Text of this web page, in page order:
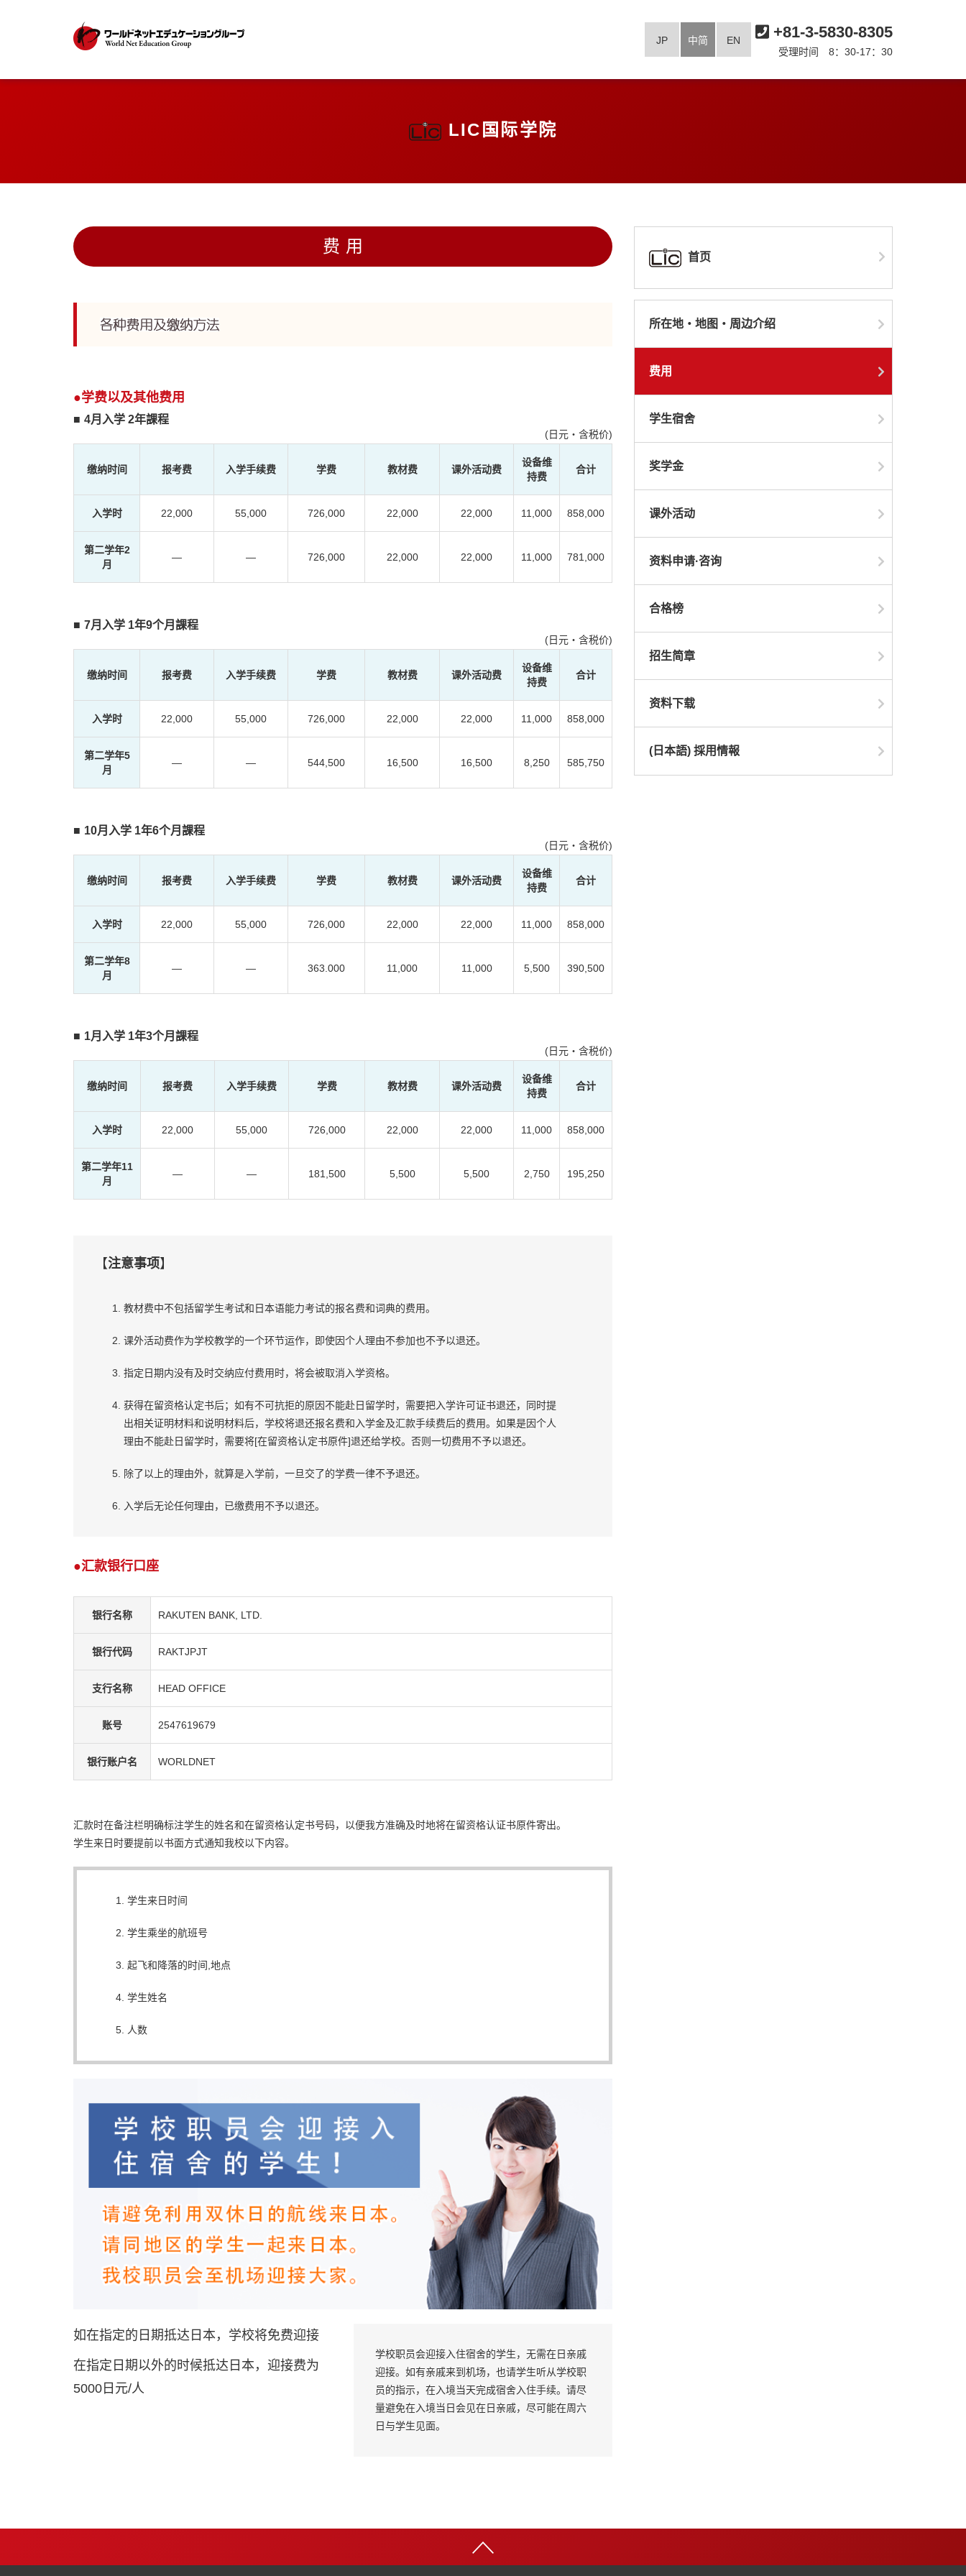
JP 中简 EN +81-3-5830-8305
受理时间 8：30-17：30
LIC国际学院
费用
学费以及其他费用
4月入学 2年課程
(日元・含税价)
缴纳时间 报考费 入学手续费 学费 教材费 课外活动费
设备维
持费
合计
入学时 22,000 55,000 726,000 22,000 22,000 11,000 858,000
第二学年2
月
― ― 726,000 22,000 22,000 11,000 781,000
7月入学 1年9个月課程
(日元・含税价)
缴纳时间 报考费 入学手续费 学费 教材费 课外活动费
设备维
持费
合计
入学时 22,000 55,000 726,000 22,000 22,000 11,000 858,000
第二学年5
月
― ― 544,500 16,500 16,500 8,250 585,750
10月入学 1年6个月課程
(日元・含税价)
缴纳时间 报考费 入学手续费 学费 教材费 课外活动费
设备维
持费
合计
入学时 22,000 55,000 726,000 22,000 22,000 11,000 858,000
第二学年8
月
― ― 363.000 11,000 11,000 5,500 390,500
1月入学 1年3个月課程
(日元・含税价)
缴纳时间 报考费 入学手续费 学费 教材费 课外活动费
设备维
持费
合计
入学时 22,000 55,000 726,000 22,000 22,000 11,000 858,000
第二学年11
月
― ― 181,500 5,500 5,500 2,750 195,250
【注意事项】
教材费中不包括留学生考试和日本语能力考试的报名费和词典的费用。
课外活动费作为学校教学的一个环节运作，即使因个人理由不参加也不予以退还。
指定日期内没有及时交纳应付费用时，将会被取消入学资格。
获得在留资格认定书后；如有不可抗拒的原因不能赴日留学时，需要把入学许可证书退还，同时提
出相关证明材料和说明材料后，学校将退还报名费和入学金及汇款手续费后的费用。如果是因个人
理由不能赴日留学时，需要将[在留资格认定书原件]退还给学校。否则一切费用不予以退还。
除了以上的理由外，就算是入学前，一旦交了的学费一律不予退还。
入学后无论任何理由，已缴费用不予以退还。
汇款银行口座
银行名称 RAKUTEN BANK, LTD.
银行代码 RAKTJPJT
支行名称 HEAD OFFICE
账号 2547619679
银行账户名 WORLDNET
汇款时在备注栏明确标注学生的姓名和在留资格认定书号码，以便我方准确及时地将在留资格认证书原件寄出。
学生来日时要提前以书面方式通知我校以下内容。
学生来日时间
学生乘坐的航班号
起飞和降落的时间,地点
学生姓名
人数
如在指定的日期抵达日本，学校将免费迎接
在指定日期以外的时候抵达日本，迎接费为
5000日元/人
学校职员会迎接入住宿舍的学生，无需在日亲戚
迎接。如有亲戚来到机场，也请学生听从学校职
员的指示，在入境当天完成宿舍入住手续。请尽
量避免在入境当日会见在日亲戚，尽可能在周六
日与学生见面。
首页
所在地・地图・周边介绍
费用
学生宿舍
奖学金
课外活动
资料申请·咨询
合格榜
招生简章
资料下载
(日本語) 採用情報